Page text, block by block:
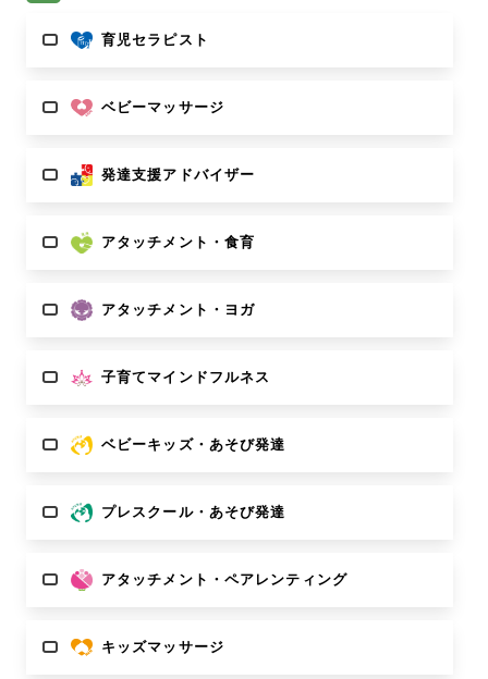
育児セラピスト
ベビーマッサージ
発達支援アドバイザー
アタッチメント・食育
アタッチメント・ヨガ
子育てマインドフルネス
ベビーキッズ・あそび発達
プレスクール・あそび発達
アタッチメント・ペアレンティング
キッズマッサージ